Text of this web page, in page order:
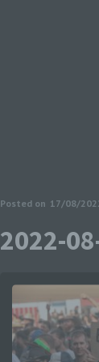
Posted on 17/08/
2022-